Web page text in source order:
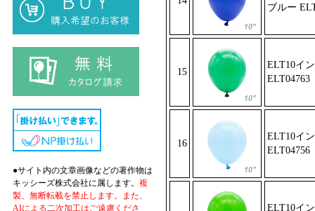
●サイト内の文章画像などの著作物は
キッシーズ株式会社に属します。 複
製、無断転載を禁止します。また、
AIによる二次加工はご遠慮くださ
ブルー
15
ELT10イ
ELT04763
16
ELT10イ
ELT04756
ELT10イ